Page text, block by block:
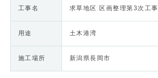
工事名 求草地区 区画整理第3次工事
用途 土木港湾
施工場所 新潟県長岡市